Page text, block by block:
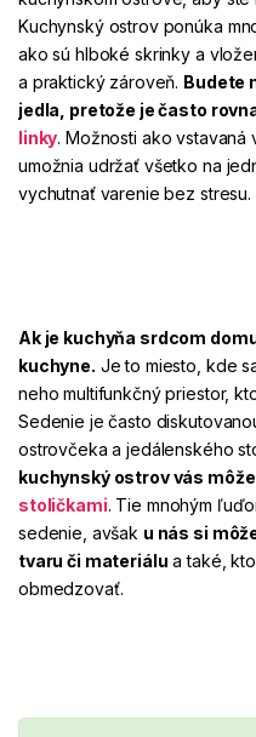
Kuchynský ostrov ponúka
ako sú hlboké skrinky a
a praktický zároveň. Budete
jedla, pretože je často
linky. Možnosti ako vstavaná
umožnia udržať všetko na
vychutnať varenie bez stresu.
Ak je kuchyňa srdcom
kuchyne. Je to miesto, kde
neho multifunkčný priestor,
Sedenie je často
ostrovčeka a jedálenského
kuchynský ostrov vás
stoličkami. Tie mnohým
sedenie, avšak u nás si
tvaru či materiálu a také,
obmedzovať.